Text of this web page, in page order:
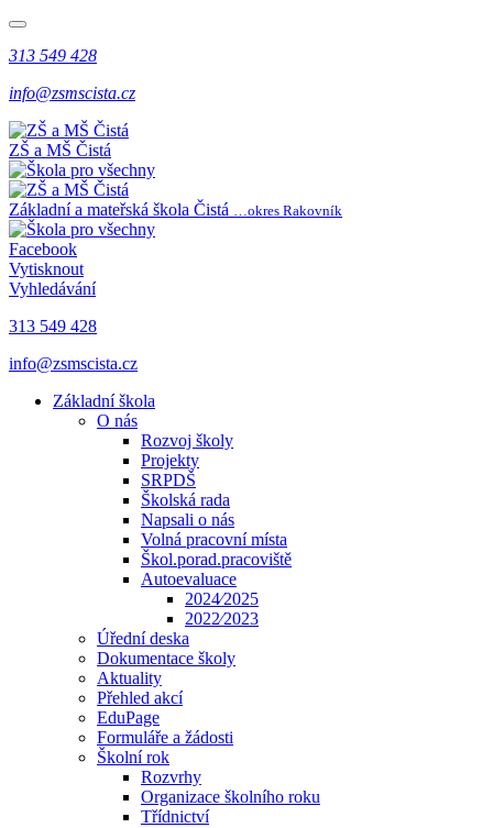
313 549 428
info@zsmscista.cz
ZŠ a MŠ Čistá
Základní a mateřská škola Čistá …okres Rakovník
Facebook
Vytisknout
Vyhledávání
313 549 428
info@zsmscista.cz
Základní škola
O nás
Rozvoj školy
Projekty
SRPDŠ
Školská rada
Napsali o nás
Volná pracovní místa
Škol.porad.pracoviště
Autoevaluace
2024⁄2025
2022⁄2023
Úřední deska
Dokumentace školy
Aktuality
Přehled akcí
EduPage
Formuláře a žádosti
Školní rok
Rozvrhy
Organizace školního roku
Třídnictví